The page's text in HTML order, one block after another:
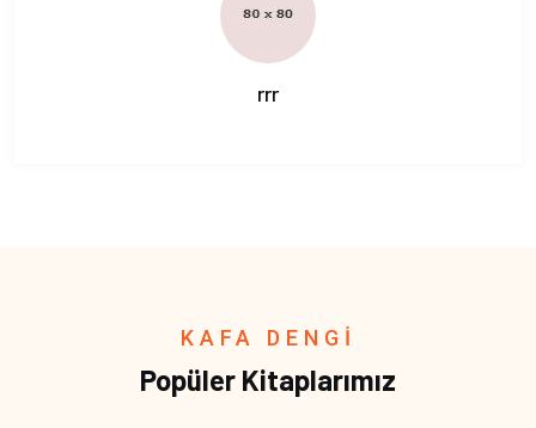
rrr
KAFA DENGİ
Popüler Kitaplarımız